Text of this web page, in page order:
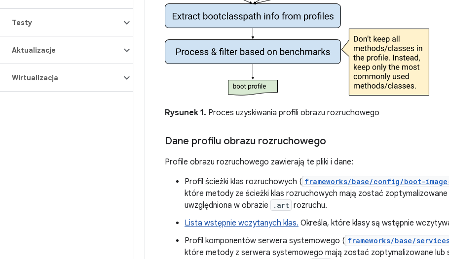
Testy
Aktualizacje
Wirtualizacja
Rysunek 1. Proces uzyskiwania profili obrazu rozruchowego
Dane profilu obrazu rozruchowego
Profile obrazu rozruchowego zawierają te pliki i dane:
Profil ścieżki klas rozruchowych ( frameworks/base/config/boot-
które metody ze ścieżki klas rozruchowych mają zostać
uwzględniona w obrazie
.art rozruchu.
Lista wstępnie wczytanych klas. Określa, które klasy są wstępnie
Profil komponentów serwera systemowego ( frameworks/base/
które metody z serwera systemowego mają zostać zoptymalizowane lub